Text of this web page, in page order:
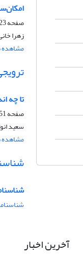
صفحه
زهرا
مشاهده
تا چه
صفحه
سعید
مشاهده
آخرین اخبار